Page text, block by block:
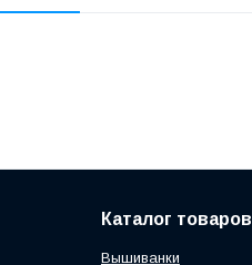
Каталог товаров
Вышиванки